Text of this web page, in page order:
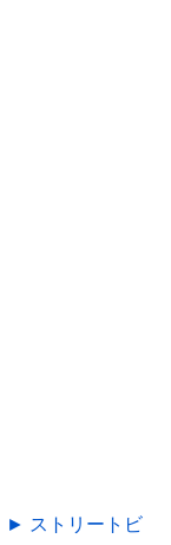
► ストリートビ